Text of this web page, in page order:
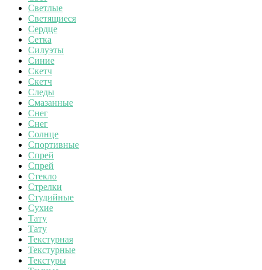
Светлые
Светящиеся
Сердце
Сетка
Силуэты
Синие
Скетч
Скетч
Следы
Смазанные
Снег
Снег
Солнце
Спортивные
Спрей
Спрей
Стекло
Стрелки
Студийные
Сухие
Тату
Тату
Текстурная
Текстурные
Текстуры